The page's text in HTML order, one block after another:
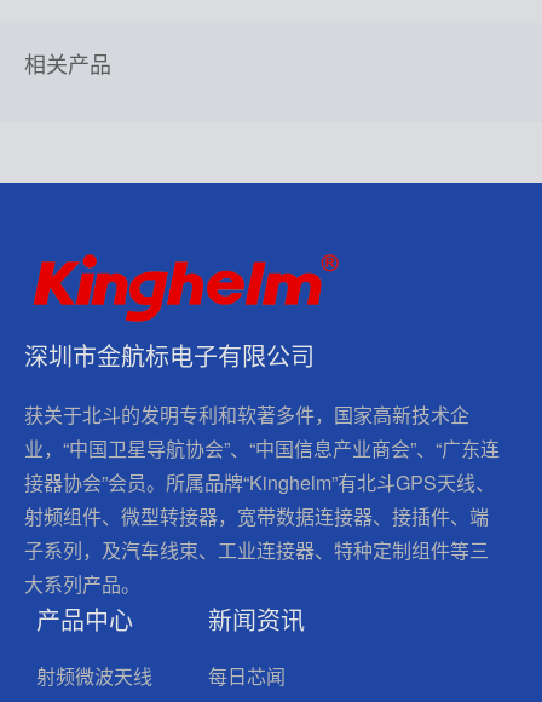
相关产品
深圳市金航标电子有限公司
获关于北斗的发明专利和软著多件，国家高新技术企
业，“中国卫星导航协会”、“中国信息产业商会”、“广东连
接器协会”会员。所属品牌“Kinghelm”有北斗GPS天线、
射频组件、微型转接器，宽带数据连接器、接插件、端
子系列，及汽车线束、工业连接器、特种定制组件等三
大系列产品。
产品中心
射频微波天线
新闻资讯
每日芯闻